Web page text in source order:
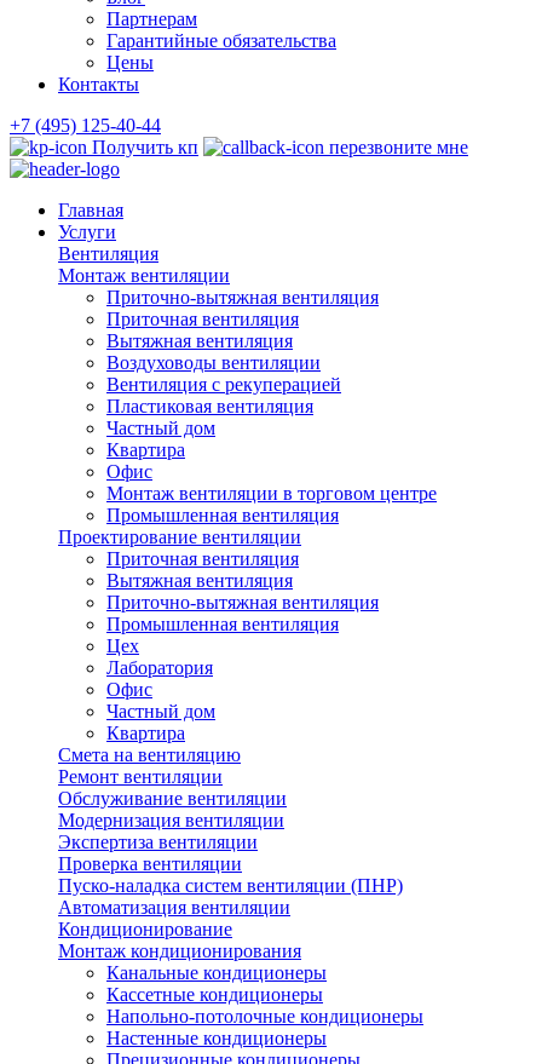
Партнерам
Гарантийные обязательства
Цены
Контакты
+7 (495) 125-40-44
Получить кп
перезвоните мне
Главная
Услуги
Вентиляция
Монтаж вентиляции
Приточно-вытяжная вентиляция
Приточная вентиляция
Вытяжная вентиляция
Воздуховоды вентиляции
Вентиляция с рекуперацией
Пластиковая вентиляция
Частный дом
Квартира
Офис
Монтаж вентиляции в торговом центре
Промышленная вентиляция
Проектирование вентиляции
Приточная вентиляция
Вытяжная вентиляция
Приточно-вытяжная вентиляция
Промышленная вентиляция
Цех
Лаборатория
Офис
Частный дом
Квартира
Смета на вентиляцию
Ремонт вентиляции
Обслуживание вентиляции
Модернизация вентиляции
Экспертиза вентиляции
Проверка вентиляции
Пуско-наладка систем вентиляции (ПНР)
Автоматизация вентиляции
Кондиционирование
Монтаж кондиционирования
Канальные кондиционеры
Кассетные кондиционеры
Напольно-потолочные кондиционеры
Настенные кондиционеры
Прецизионные кондиционеры